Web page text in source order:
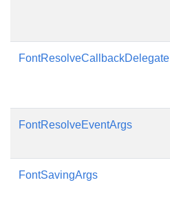
FontResolveCallbackDelegate
FontResolveEventArgs
FontSavingArgs